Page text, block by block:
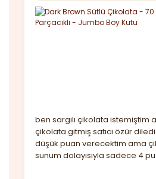
ben sargılı çikolata istemiştim
çikolata gitmiş satıcı özür diledi
düşük puan verecektim ama
sunum dolayısıyla sadece 4
arada kutu baya büyük